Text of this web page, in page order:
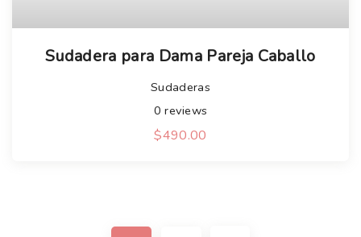
Sudadera para Dama Pareja Caballo
Sudaderas
0 reviews
$490.00